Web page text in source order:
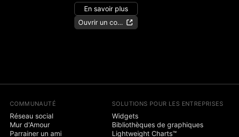
En savoir plus
Ouvrir un compte
COMMUNAUTÉ
Réseau social
Mur d'Amour
Parrainer un ami
SOLUTIONS POUR LES ENTREPRISES
Widgets
Bibliothèques de graphiques
Lightweight Charts™